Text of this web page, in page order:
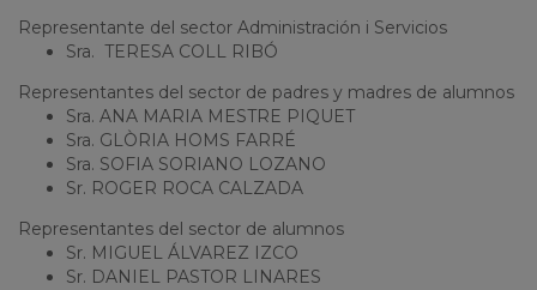
Representante del sector Administración i Servicios
Sra. TERESA COLL RIBÓ
Representantes del sector de padres y madres de alumnos
Sra. ANA MARIA MESTRE PIQUET
Sra. GLÒRIA HOMS FARRÉ
Sra. SOFIA SORIANO LOZANO
Sr. ROGER ROCA CALZADA
Representantes del sector de alumnos
Sr. MIGUEL ÁLVAREZ IZCO
Sr. DANIEL PASTOR LINARES